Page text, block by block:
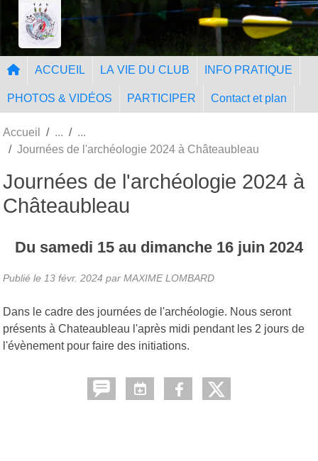
Tir à l'Arc Nangissien
ACCUEIL LA VIE DU CLUB INFO PRATIQUE
PHOTOS & VIDÉOS PARTICIPER Contact et plan
Accueil
Journées de l'archéologie 2024 à Châteaubleau
Journées de l'archéologie 2024 à
Châteaubleau
Du samedi 15 au dimanche 16 juin 2024
Publié le 13 févr. 2024 par MAXIME LOMBARD
Dans le cadre des journées de l'archéologie. Nous seront
présents à Chateaubleau l'après midi pendant les 2 jours de
l'évènement pour faire des initiations.
Panneau de gestion des cookies